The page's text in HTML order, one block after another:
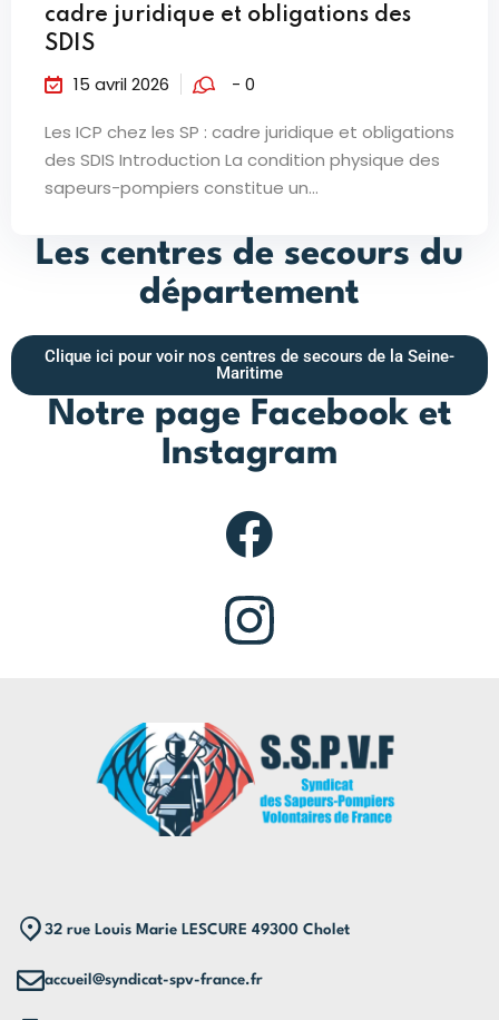
cadre juridique et obligations des
SDIS
15 avril 2026 - 0
Les ICP chez les SP : cadre juridique et obligations
des SDIS Introduction La condition physique des
sapeurs-pompiers constitue un...
Les centres de secours du
département
Clique ici pour voir nos centres de secours de la Seine-
Maritime
Notre page Facebook et
Instagram
32 rue Louis Marie LESCURE 49300 Cholet
accueil@syndicat-spv-france.fr